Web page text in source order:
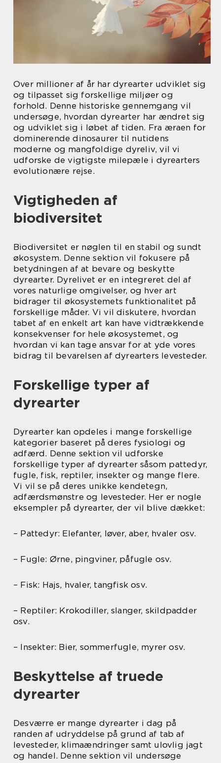
Over millioner af år har dyrearter udviklet sig
og tilpasset sig forskellige miljøer og
forhold. Denne historiske gennemgang vil
undersøge, hvordan dyrearter har ændret sig
og udviklet sig i løbet af tiden. Fra æraen for
dominerende dinosaurer til nutidens
moderne og mangfoldige dyreliv, vil vi
udforske de vigtigste milepæle i dyrearters
evolutionære rejse.
Vigtigheden af
biodiversitet
Biodiversitet er nøglen til en stabil og sundt
økosystem. Denne sektion vil fokusere på
betydningen af at bevare og beskytte
dyrearter. Dyrelivet er en integreret del af
vores naturlige omgivelser, og hver art
bidrager til økosystemets funktionalitet på
forskellige måder. Vi vil diskutere, hvordan
tabet af en enkelt art kan have vidtrækkende
konsekvenser for hele økosystemet, og
hvordan vi kan tage ansvar for at yde vores
bidrag til bevarelsen af dyrearters levesteder.
Forskellige typer af
dyrearter
Dyrearter kan opdeles i mange forskellige
kategorier baseret på deres fysiologi og
adfærd. Denne sektion vil udforske
forskellige typer af dyrearter såsom pattedyr,
fugle, fisk, reptiler, insekter og mange flere.
Vi vil se på deres unikke kendetegn,
adfærdsmønstre og levesteder. Her er nogle
eksempler på dyrearter, der vil blive dækket:
– Pattedyr: Elefanter, løver, aber, hvaler osv.
– Fugle: Ørne, pingviner, påfugle osv.
– Fisk: Hajs, hvaler, tangfisk osv.
– Reptiler: Krokodiller, slanger, skildpadder
osv.
– Insekter: Bier, sommerfugle, myrer osv.
Beskyttelse af truede
dyrearter
Desværre er mange dyrearter i dag på
randen af udryddelse på grund af tab af
levesteder, klimaændringer samt ulovlig jagt
og handel. Denne sektion vil undersøge